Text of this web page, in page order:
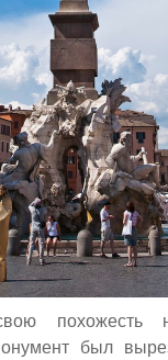
похожесть
был